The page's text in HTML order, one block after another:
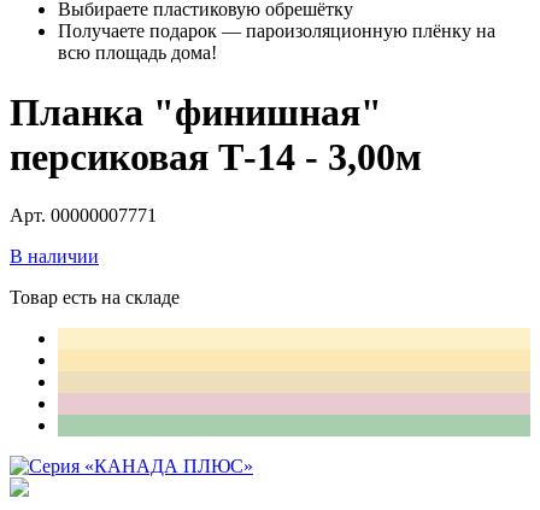
Выбираете пластиковую обрешётку
Получаете подарок — пароизоляционную плёнку на
всю площадь дома!
Планка "финишная"
персиковая Т-14 - 3,00м
Арт. 00000007771
В наличии
Товар есть на складе